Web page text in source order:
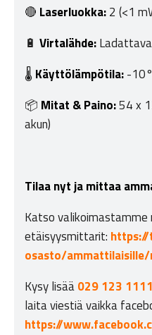
🔴 Laserluokka:2 (<1
🔋 Virtalähde:Ladattava
🌡Käyttölämpötila:-
📦 Mitat & Paino:54 x
akun)
Tilaa nyt ja mittaa
Katso valikoimastamme
etäisyysmittarit:
osasto/
Kysy lisää029 123 1111
laita viestiä vaikka
https://